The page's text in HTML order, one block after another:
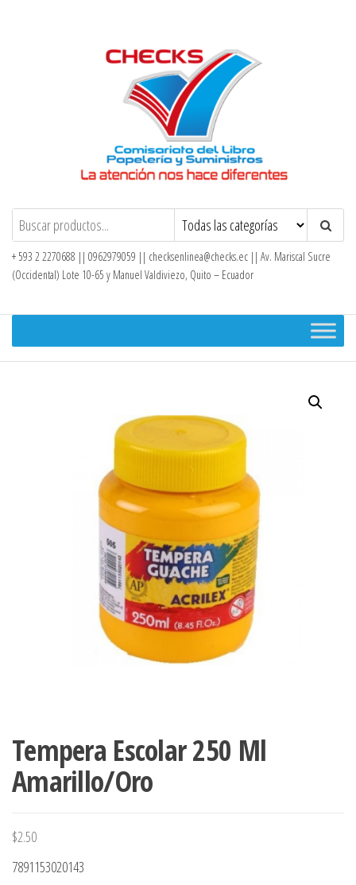
Checks – Tienda en Línea
+ 593 2 2270688 || 0962979059 || checksenlinea@checks.ec || Av. Mariscal Sucre
(Occidental) Lote 10-65 y Manuel Valdiviezo, Quito – Ecuador
Tempera Escolar 250 Ml
Amarillo/Oro
$2.50
7891153020143